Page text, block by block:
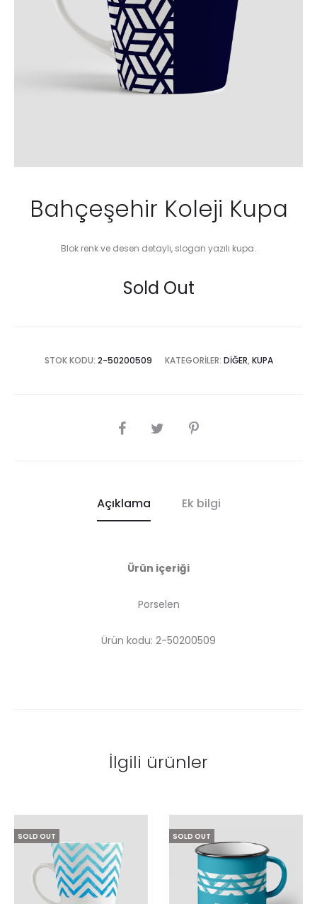
Bahçeşehir Koleji Kupa
Blok renk ve desen detaylı, slogan yazılı kupa.
Sold Out
STOK KODU: 2-50200509 KATEGORILER: DIĞER, KUPA
SHARE
Açıklama Ek bilgi
Ürün içeriği
Porselen
Ürün kodu: 2-50200509
İlgili ürünler
SOLD OUT SOLD OUT